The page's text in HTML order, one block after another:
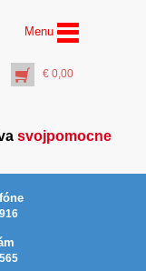
Menu
€ 0,00
svojpomocne
Ø 14 mm